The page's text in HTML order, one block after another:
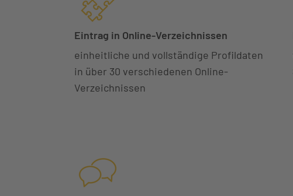
Eintrag in Online-Verzeichnissen
einheitliche und vollständige Profildaten
in über 30 verschiedenen Online-
Verzeichnissen